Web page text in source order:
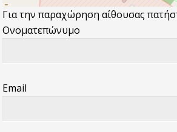
Για την παραχώρηση αίθουσας
Ονοματεπώνυμο
Email